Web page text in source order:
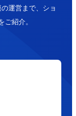
運営まで、ショ
ご紹介。